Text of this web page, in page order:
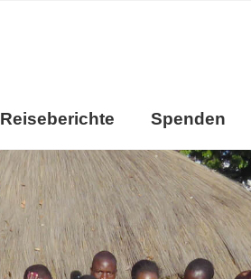
Reiseberichte Spenden